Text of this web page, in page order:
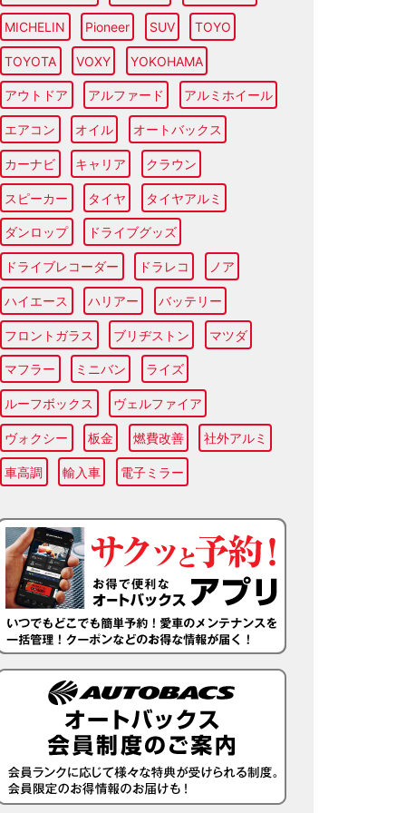
MICHELIN Pioneer SUV TOYO
TOYOTA VOXY YOKOHAMA
アウトドア アルファード アルミホイール
エアコン オイル オートバックス
カーナビ キャリア クラウン
スピーカー タイヤ タイヤアルミ
ダンロップ ドライブグッズ
ドライブレコーダー ドラレコ ノア
ハイエース ハリアー バッテリー
フロントガラス ブリヂストン マツダ
マフラー ミニバン ライズ
ルーフボックス ヴェルファイア
ヴォクシー 板金 燃費改善 社外アルミ
車高調 輸入車 電子ミラー